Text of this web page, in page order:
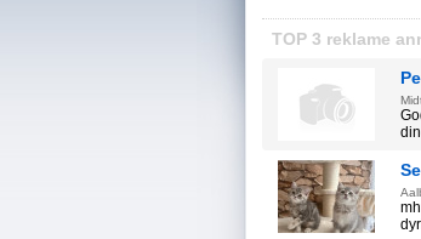
TOP 3 reklame